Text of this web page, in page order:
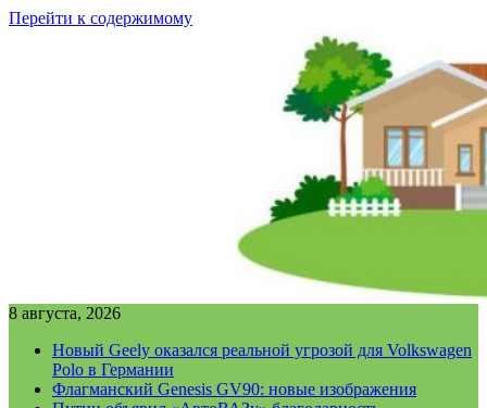
Перейти к содержимому
8 августа, 2026
Новый Geely оказался реальной угрозой для Volkswagen
Polo в Германии
Флагманский Genesis GV90: новые изображения